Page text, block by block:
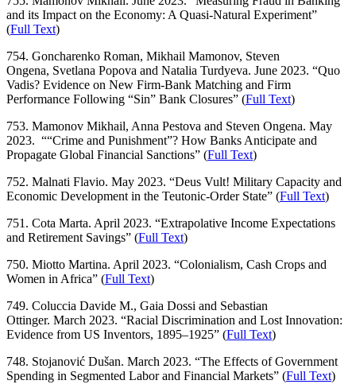
and its Impact on the Economy: A Quasi-Natural Experiment”
(Full Text)
754. Goncharenko Roman, Mikhail Mamonov, Steven
Ongena, Svetlana Popova and Natalia Turdyeva. June 2023. “Quo
Vadis? Evidence on New Firm-Bank Matching and Firm
Performance Following “Sin” Bank Closures” (Full Text)
753. Mamonov Mikhail, Anna Pestova and Steven Ongena. May
2023. ““Crime and Punishment”? How Banks Anticipate and
Propagate Global Financial Sanctions” (Full Text)
752. Malnati Flavio. May 2023. “Deus Vult! Military Capacity and
Economic Development in the Teutonic-Order State” (Full Text)
751. Cota Marta. April 2023. “Extrapolative Income Expectations
and Retirement Savings” (Full Text)
750. Miotto Martina. April 2023. “Colonialism, Cash Crops and
Women in Africa” (Full Text)
749. Coluccia Davide M., Gaia Dossi and Sebastian
Ottinger. March 2023. “Racial Discrimination and Lost Innovation:
Evidence from US Inventors, 1895–1925” (Full Text)
748. Stojanović Dušan. March 2023. “The Effects of Government
Spending in Segmented Labor and Financial Markets” (Full Text)